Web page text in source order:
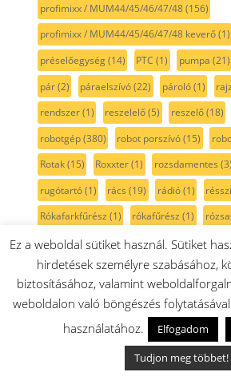
profimixx / MUM44/45/46/47/48(156)
profimixx / MUM44/45/46/47/48 keverő(1)
préselőegység(14) PTC (1) pumpa (21)
pár(2) páraelszívó(22) pároló(1) rajz
rendszer(1) reszelelő(5) reszelő(18)
robotgép(380) robot porszívó(15)
Rotak(15) Roxxter(1) rozsdamentes (3)
rugótartó(1) rács (19) rádió(1)
Rókafarkfűrész (1) rókafűrész (1)
rögzítő(30) röszti(2) rúdmixer(102)
sablon(5) sarokcsiszoló(10)
sarokköszörű
serie 6(6)
side by side
(32) Siemens(218)
spagetti(1) Spotless(1)
szalagcsiszoló(4)
Ez a weboldal sütiket használ. Sütiket
hirdetések személyre szabásához,
biztosításához, valamint
weboldalon való böngészés
használatához.
Elfogadom
Tudjon meg többet!